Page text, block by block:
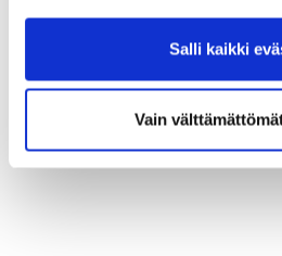
Salli kaikki
Vain